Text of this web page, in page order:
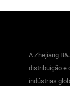
A Zhejiang
distribuição e
indústrias